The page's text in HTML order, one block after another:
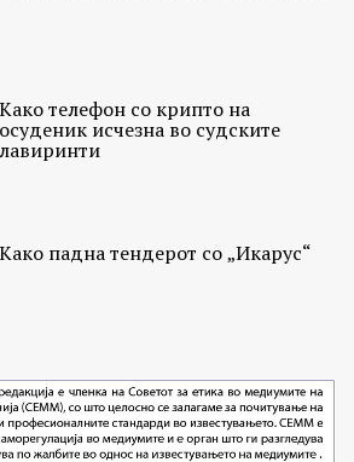
Како телефон со крипто на
осуденик исчезна во судските
лавиринти
Како падна тендерот со „Икарус“